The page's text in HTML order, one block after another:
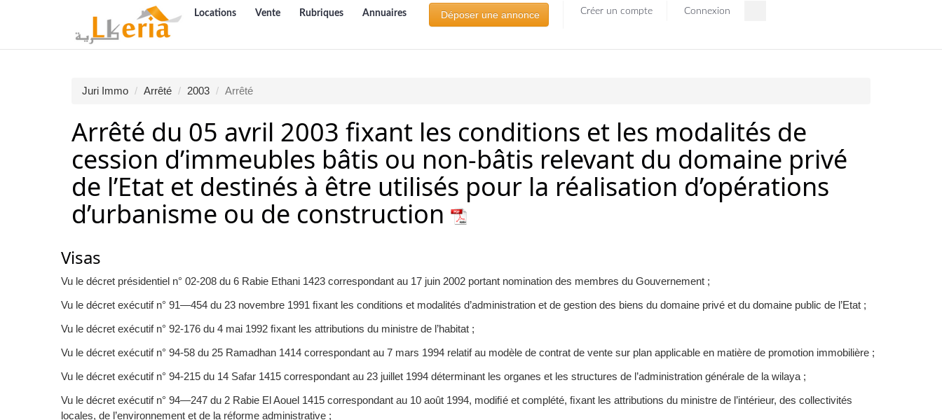
Locations Vente Rubriques Annuaires Déposer une annonce Créer un compte Connexion
Juri Immo Arrêté 2003 Arrêté
Arrêté du 05 avril 2003 ﬁxant les conditions et les modalités de
cession d’immeubles bâtis ou non-bâtis relevant du domaine privé
de l’Etat et destinés à être utilisés pour la réalisation d’opérations
d’urbanisme ou de construction
Visas
Vu le décret présidentiel n° 02-208 du 6 Rabie Ethani 1423 correspondant au 17 juin 2002 portant nomination des membres du Gouvernement ;
Vu le décret exécutif n° 91—454 du 23 novembre 1991 ﬁxant les conditions et modalités d’administration et de gestion des biens du domaine privé et du domaine public de l’Etat ;
Vu le décret exécutif n° 92-176 du 4 mai 1992 ﬁxant les attributions du ministre de l’habitat ;
Vu le décret exécutif n° 94-58 du 25 Ramadhan 1414 correspondant au 7 mars 1994 relatif au modèle de contrat de vente sur plan applicable en matière de promotion immobilière ;
Vu le décret exécutif n° 94-215 du 14 Safar 1415 correspondant au 23 juillet 1994 déterminant les organes et les structures de l’administration générale de la wilaya ;
Vu le décret exécutif n° 94—247 du 2 Rabie El Aouel 1415 correspondant au 10 août 1994, modiﬁé et complété, ﬁxant les attributions du ministre de l’intérieur, des collectivités
locales, de l’environnement et de la réforme administrative ;